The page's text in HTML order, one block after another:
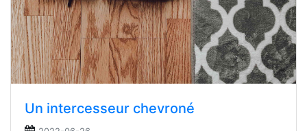
Un intercesseur chevroné